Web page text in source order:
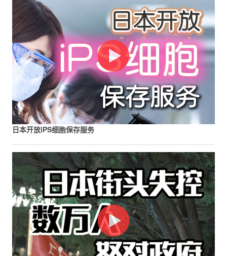
日本开放iPS细胞保存服务